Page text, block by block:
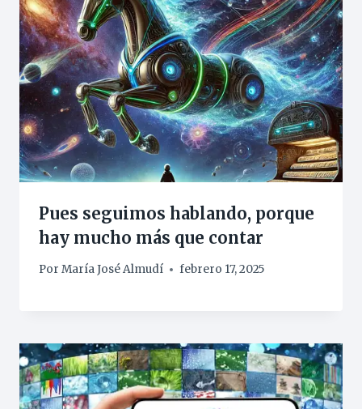
Pues seguimos hablando, porque
hay mucho más que contar
Por María José Almudí febrero 17, 2025